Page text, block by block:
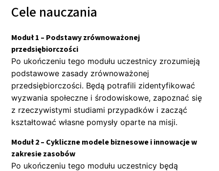
Cele nauczania
Moduł 1 – Podstawy zrównoważonej
przedsiębiorczości
Po ukończeniu tego modułu uczestnicy zrozumieją
podstawowe zasady zrównoważonej
przedsiębiorczości. Będą potrafili zidentyfikować
wyzwania społeczne i środowiskowe, zapoznać się
z rzeczywistymi studiami przypadków i zacząć
kształtować własne pomysły oparte na misji.
Moduł 2 – Cykliczne modele biznesowe i innowacje w
zakresie zasobów
Po ukończeniu tego modułu uczestnicy będą